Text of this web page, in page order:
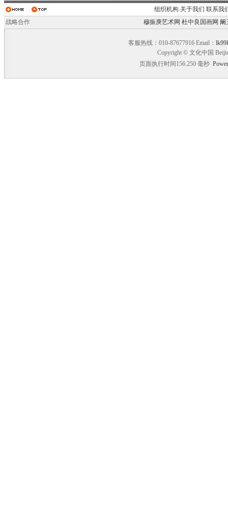
组织机构 关于我们 联系我
战略合作
穆振庚艺术网 杜中良国画网 阚
客服热线：010-87677916 Email：
Copyright © 文化中国
页面执行时间156.250 毫秒